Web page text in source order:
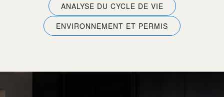
ANALYSE DU CYCLE DE VIE
ENVIRONNEMENT ET PERMIS